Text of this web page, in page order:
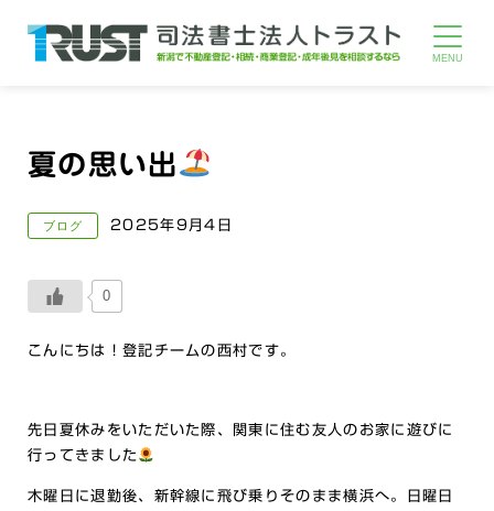
夏の思い出
ブログ 2025年9月4日
0
こんにちは！登記チームの西村です。
先日夏休みをいただいた際、関東に住む友人のお家に遊びに
行ってきました
木曜日に退勤後、新幹線に飛び乗りそのまま横浜へ。日曜日